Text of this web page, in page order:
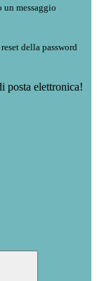
un messaggio
della password
posta elettronica!